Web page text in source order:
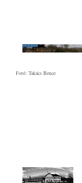
Fotó: Takács Bence